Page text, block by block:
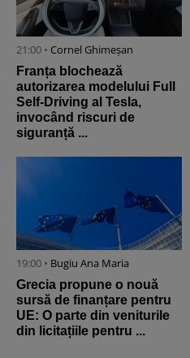
21:00 • Cornel Ghimeșan
Franța blochează
autorizarea modelului Full
Self-Driving al Tesla,
invocând riscuri de
siguranță ...
19:00 • Bugiu ⁠Ana Maria
Grecia propune o nouă
sursă de finanțare pentru
UE: O parte din veniturile
din licitațiile pentru ...